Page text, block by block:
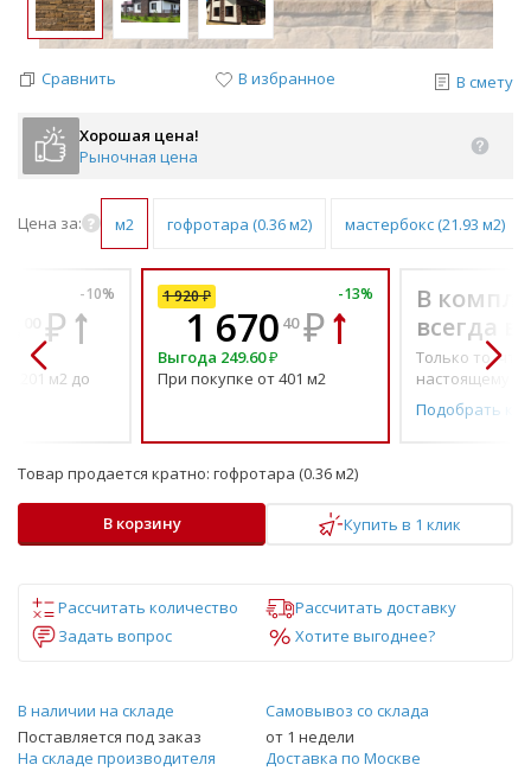
Сравнить В избранное В смету
Хорошая цена!
Рыночная цена
Цена за: м2 гофротара (0.36 м2) мастербокс (21.93 м2)
-10%
₽
201 м2 до
1 920₽ -13%
1 670 40 ₽
Выгода 249.60₽
При покупке от 401 м2
В
всегда
Только то, что
настоящему
Подобрать
Товар продается кратно: гофротара (0.36 м2)
В корзину Купить в 1 клик
Рассчитать количество
Рассчитать доставку
Задать вопрос
Хотите выгоднее?
В наличии на складе
Поставляется под заказ
Самовывоз со склада
от 1 недели
На складе производителя
Доставка по Москве